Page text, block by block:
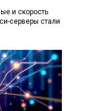
и скорость
серверы стали